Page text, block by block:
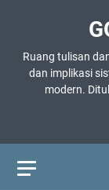
Ruang tulisan
dan implikasi
modern.